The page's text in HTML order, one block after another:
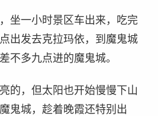
坐一小时景区车出来，吃完
出发去克拉玛依，到魔鬼城
不多九点进的魔鬼城。
的，但太阳也开始慢慢下山
鬼城，趁着晚霞还特别出